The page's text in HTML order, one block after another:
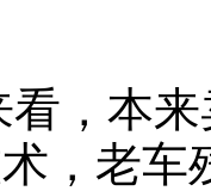
看，本
，老车